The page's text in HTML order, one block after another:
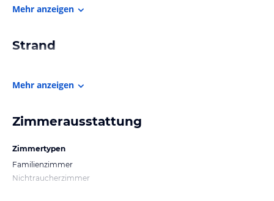
Mehr anzeigen
Strand
Mehr anzeigen
Zimmerausstattung
Zimmertypen
Familienzimmer
Nichtraucherzimmer